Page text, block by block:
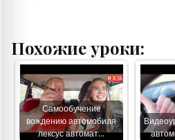
Похожие уроки:
Самообучение
вождению автомобиля
лексус автомат…